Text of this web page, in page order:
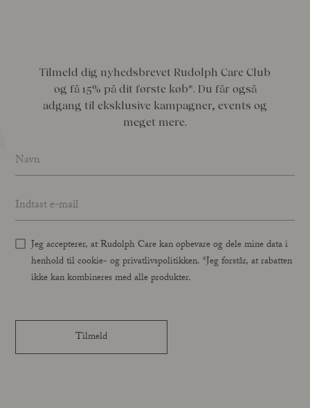
Tilmeld dig nyhedsbrevet Rudolph Care Club
og få 15% på dit første køb*. Du får også
adgang til eksklusive kampagner, events og
meget mere.
Name
Email address*
Jeg accepterer, at Rudolph Care kan opbevare og dele mine data i
henhold til cookie- og privatlivspolitikken. *Jeg forstår, at rabatten
ikke kan kombineres med alle produkter.
Tilmeld